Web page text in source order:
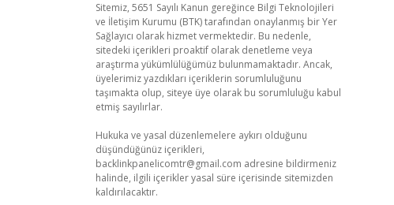
Sitemiz, 5651 Sayılı Kanun gereğince Bilgi Teknolojileri
ve İletişim Kurumu (BTK) tarafından onaylanmış bir Yer
Sağlayıcı olarak hizmet vermektedir. Bu nedenle,
sitedeki içerikleri proaktif olarak denetleme veya
araştırma yükümlülüğümüz bulunmamaktadır. Ancak,
üyelerimiz yazdıkları içeriklerin sorumluluğunu
taşımakta olup, siteye üye olarak bu sorumluluğu kabul
etmiş sayılırlar.
Hukuka ve yasal düzenlemelere aykırı olduğunu
düşündüğünüz içerikleri,
backlinkpanelicomtr@gmail.com adresine bildirmeniz
halinde, ilgili içerikler yasal süre içerisinde sitemizden
kaldırılacaktır.